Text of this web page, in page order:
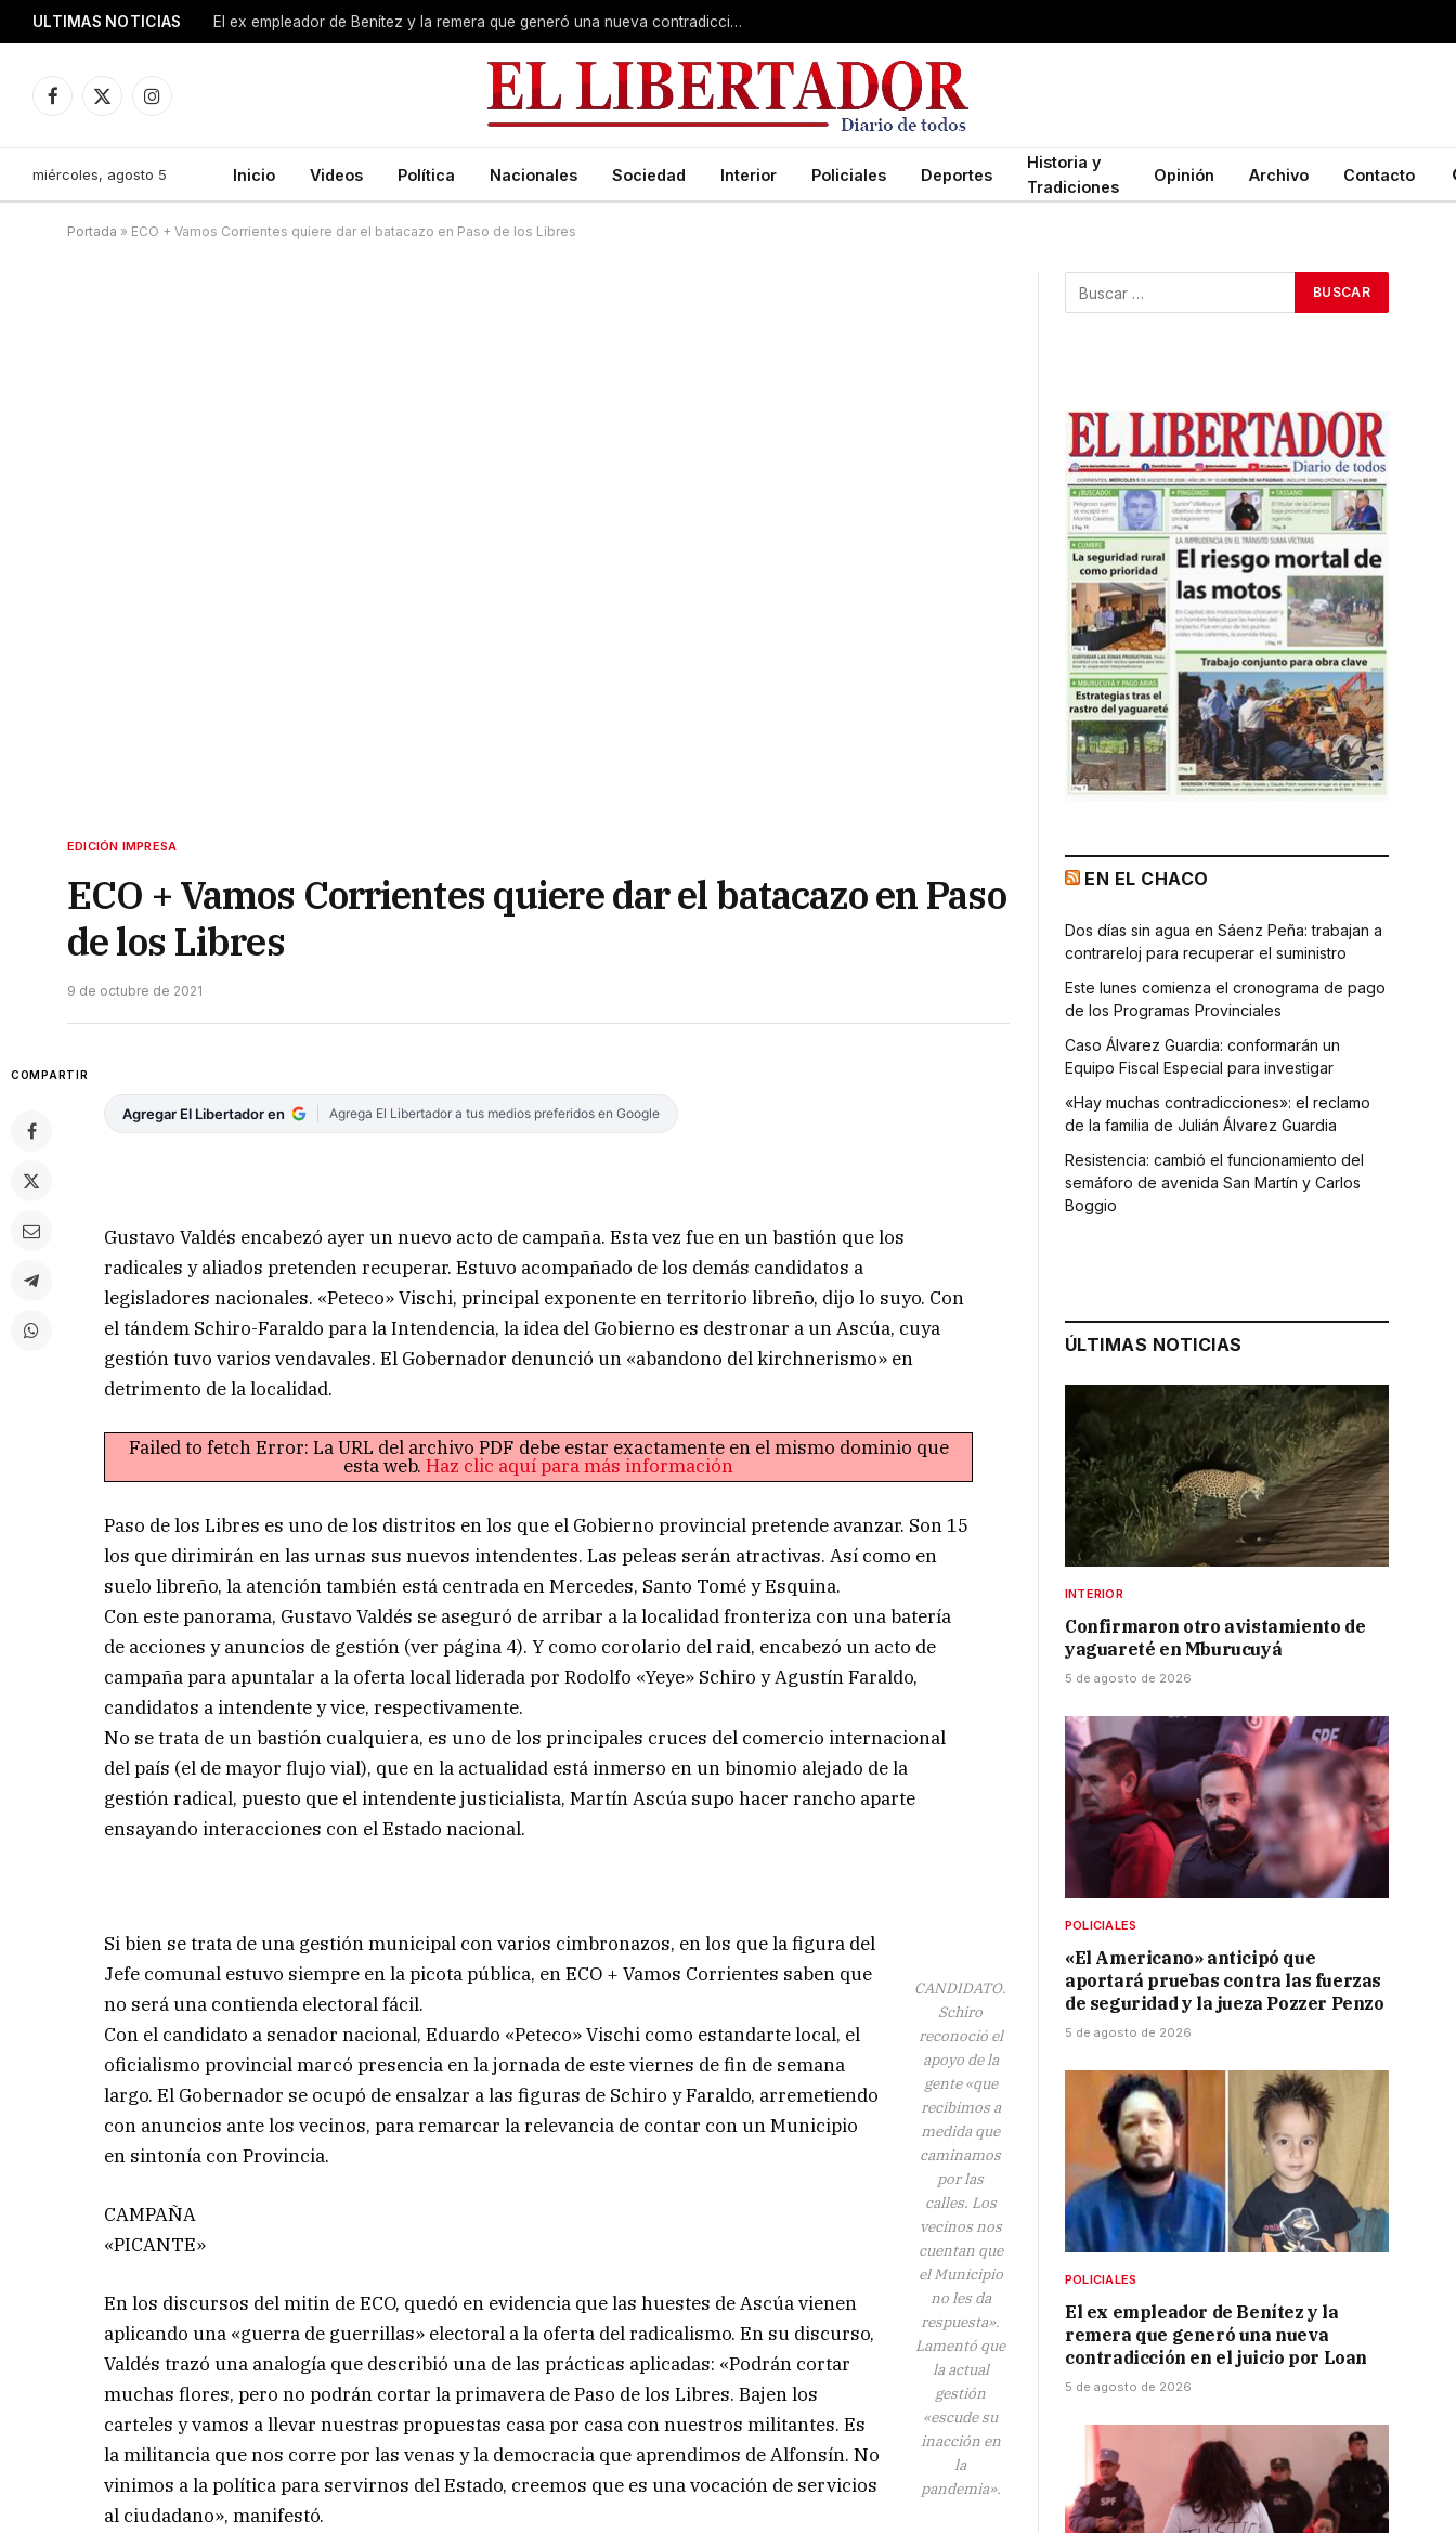
ULTIMAS NOTICIAS El ex empleador de Benítez y la remera que generó una nueva contradicción en el juicio por Loan
Facebook
X
Instagram
miércoles, agosto 5 Inicio Videos Política Nacionales Sociedad Interior Policiales Deportes
Historia y
Tradiciones
Opinión Archivo Contacto
Portada » ECO + Vamos Corrientes quiere dar el batacazo en Paso de los Libres
EDICIÓN IMPRESA
ECO + Vamos Corrientes quiere dar el batacazo en Paso
de los Libres
9 de octubre de 2021
COMPARTIR
Agregar El Libertador en Agrega El Libertador a tus medios preferidos en Google
Gustavo Valdés encabezó ayer un nuevo acto de campaña. Esta vez fue en un bastión que los
radicales y aliados pretenden recuperar. Estuvo acompañado de los demás candidatos a
legisladores nacionales. «Peteco» Vischi, principal exponente en territorio libreño, dijo lo suyo. Con
el tándem Schiro-Faraldo para la Intendencia, la idea del Gobierno es destronar a un Ascúa, cuya
gestión tuvo varios vendavales. El Gobernador denunció un «abandono del kirchnerismo» en
detrimento de la localidad.
Failed to fetch Error: La URL del archivo PDF debe estar exactamente en el mismo dominio que
esta web. Haz clic aquí para más información
Paso de los Libres es uno de los distritos en los que el Gobierno provincial pretende avanzar. Son 15
los que dirimirán en las urnas sus nuevos intendentes. Las peleas serán atractivas. Así como en
suelo libreño, la atención también está centrada en Mercedes, Santo Tomé y Esquina.
Con este panorama, Gustavo Valdés se aseguró de arribar a la localidad fronteriza con una batería
de acciones y anuncios de gestión (ver página 4). Y como corolario del raid, encabezó un acto de
campaña para apuntalar a la oferta local liderada por Rodolfo «Yeye» Schiro y Agustín Faraldo,
candidatos a intendente y vice, respectivamente.
No se trata de un bastión cualquiera, es uno de los principales cruces del comercio internacional
del país (el de mayor flujo vial), que en la actualidad está inmerso en un binomio alejado de la
gestión radical, puesto que el intendente justicialista, Martín Ascúa supo hacer rancho aparte
ensayando interacciones con el Estado nacional.
CANDIDATO.
Schiro
reconoció el
apoyo de la
gente «que
recibimos a
medida que
caminamos
por las
calles. Los
vecinos nos
cuentan que
el Municipio
no les da
respuesta».
Lamentó que
la actual
gestión
«escude su
inacción en
la
pandemia».
Si bien se trata de una gestión municipal con varios cimbronazos, en los que la figura del
Jefe comunal estuvo siempre en la picota pública, en ECO + Vamos Corrientes saben que
no será una contienda electoral fácil.
Con el candidato a senador nacional, Eduardo «Peteco» Vischi como estandarte local, el
oficialismo provincial marcó presencia en la jornada de este viernes de fin de semana
largo. El Gobernador se ocupó de ensalzar a las figuras de Schiro y Faraldo, arremetiendo
con anuncios ante los vecinos, para remarcar la relevancia de contar con un Municipio
en sintonía con Provincia.
CAMPAÑA
«PICANTE»
En los discursos del mitin de ECO, quedó en evidencia que las huestes de Ascúa vienen
aplicando una «guerra de guerrillas» electoral a la oferta del radicalismo. En su discurso,
Valdés trazó una analogía que describió una de las prácticas aplicadas: «Podrán cortar
muchas flores, pero no podrán cortar la primavera de Paso de los Libres. Bajen los
carteles y vamos a llevar nuestras propuestas casa por casa con nuestros militantes. Es
la militancia que nos corre por las venas y la democracia que aprendimos de Alfonsín. No
vinimos a la política para servirnos del Estado, creemos que es una vocación de servicios
al ciudadano», manifestó.
EN EL CHACO
Dos días sin agua en Sáenz Peña: trabajan a
contrareloj para recuperar el suministro
Este lunes comienza el cronograma de pago
de los Programas Provinciales
Caso Álvarez Guardia: conformarán un
Equipo Fiscal Especial para investigar
«Hay muchas contradicciones»: el reclamo
de la familia de Julián Álvarez Guardia
Resistencia: cambió el funcionamiento del
semáforo de avenida San Martín y Carlos
Boggio
ÚLTIMAS NOTICIAS
INTERIOR
Confirmaron otro avistamiento de
yaguareté en Mburucuyá
5 de agosto de 2026
POLICIALES
«El Americano» anticipó que
aportará pruebas contra las fuerzas
de seguridad y la jueza Pozzer Penzo
5 de agosto de 2026
POLICIALES
El ex empleador de Benítez y la
remera que generó una nueva
contradicción en el juicio por Loan
5 de agosto de 2026